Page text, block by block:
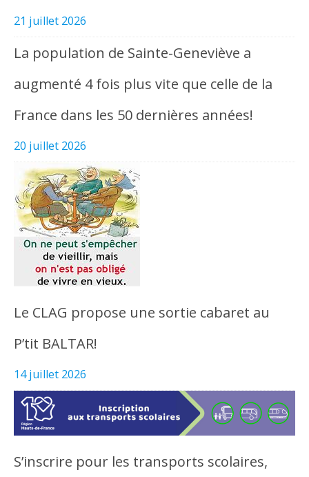
21 juillet 2026
La population de Sainte-Geneviève a
augmenté 4 fois plus vite que celle de la
France dans les 50 dernières années!
20 juillet 2026
Le CLAG propose une sortie cabaret au
P’tit BALTAR!
14 juillet 2026
S’inscrire pour les transports scolaires,